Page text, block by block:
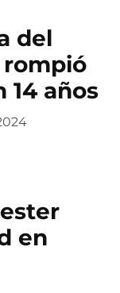
del
14 años
en